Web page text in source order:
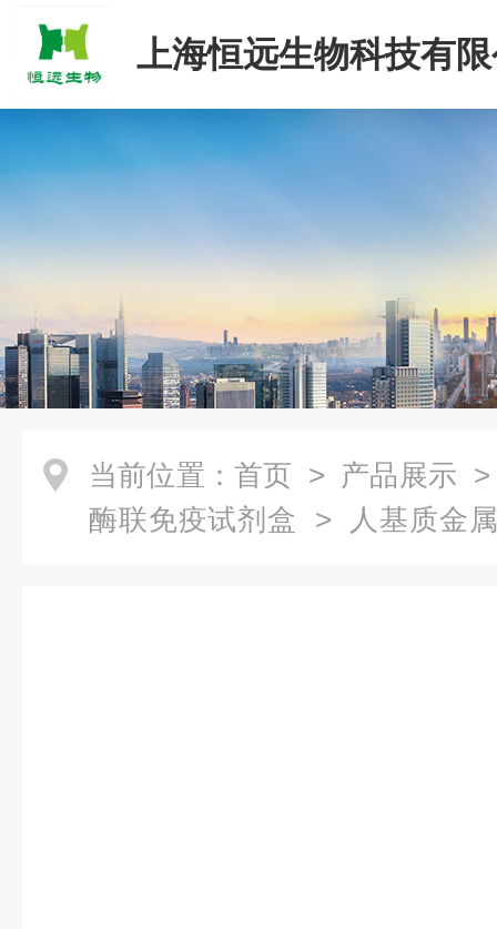
上海恒远生物科技有
当前位置： 首页 > 产品展示
酶联免疫试剂盒 > 人基质金